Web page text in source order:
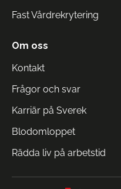
Fast Vårdrekrytering
Om oss
Kontakt
Frågor och svar
Karriär på Sverek
Blodomloppet
Rädda liv på arbetstid